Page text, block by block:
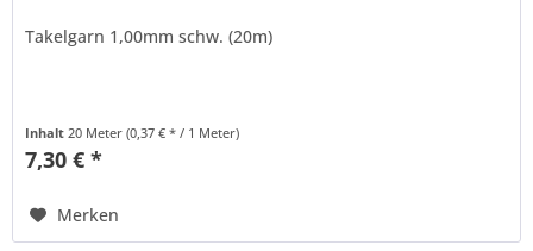
Takelgarn 1,00mm schw. (20m)
Inhalt20 Meter(0,37 € * / 1 Meter)
7,30 € *
Merken